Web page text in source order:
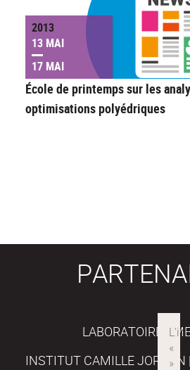
2013
13 MAI
17 MAI
École de printemps sur les
optimisations polyédriques
LABORATOIRES
INSTITUT CAMILLE JORDAN |